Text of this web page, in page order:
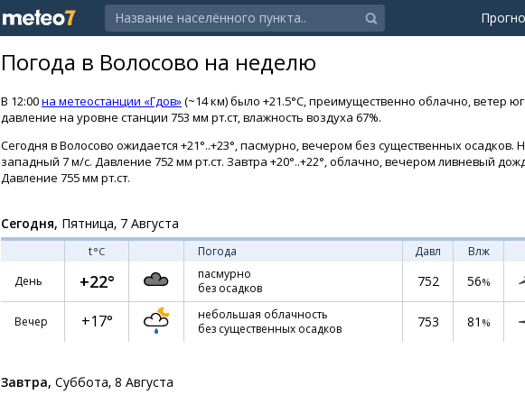
Погода в Волосово на неделю
В 12:00на метеостанции «Гдов»(~14 км) было +21.5°C, преимущественно облачно, ветер
давление на уровне станции 753 мм рт.ст, влажность воздуха 67%.
Сегодня в Волосово ожидается +21°..+23°, пасмурно, вечером без существенных осадков.
западный 7 м/с. Давление 752 мм рт.ст. Завтра +20°..+22°, облачно, вечером ливневый
Давление 755 мм рт.ст.
Сегодня, Пятница, 7 Августа
t°C Погода Давл Влж
День
+22°
пасмурно
без осадков
752 56%
Вечер +17°
небольшая облачность
без существенных осадков
753 81 %
Завтра, Суббота, 8 Августа